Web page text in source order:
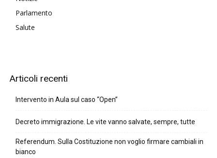
Parlamento
Salute
Articoli recenti
Intervento in Aula sul caso “Open”
Decreto immigrazione. Le vite vanno salvate, sempre, tutte
Referendum. Sulla Costituzione non voglio firmare cambiali in
bianco